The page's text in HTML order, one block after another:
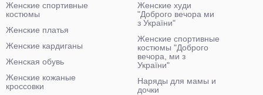
Женские спортивные
костюмы
Женские платья
Женские кардиганы
Женская обувь
Женские кожаные
кроссовки
Женские худи
"Доброго вечора ми
з України"
Женские спортивные
костюмы "Доброго
вечора, ми з
України"
Наряды для мамы и
дочки